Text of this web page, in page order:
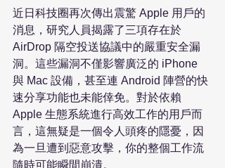
近日科技圈再次傳出震驚 Apple 用戶的
消息，研究人員揭露了三項存在於
AirDrop 隔空投送協議中的嚴重安全漏
洞。這些漏洞不僅影響廣泛的 iPhone
與 Mac 設備，甚至連 Android 陣營的快
速分享功能也未能倖免。對於依賴
Apple 生態系統進行高效工作的用戶而
言，這無疑是一個令人頭疼的隱憂，因
為一旦遭到惡意攻擊，你的整個工作流
隨時可能瞬間崩潰。